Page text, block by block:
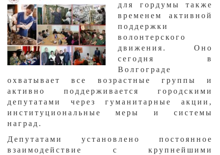
для гордумы также
временем активной
поддержки
волонтерского
движения. Оно
сегодня в
Волгограде
охватывает все возрастные группы и
активно поддерживается городскими
депутатами через гуманитарные акции,
институциональные меры и системы
наград.
Депутатами установлено постоянное
взаимодействие с крупнейшими